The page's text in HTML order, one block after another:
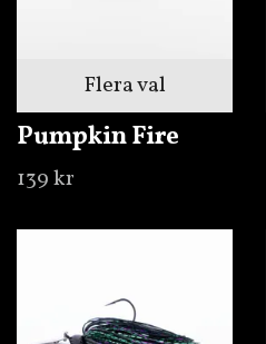
Flera val
Pumpkin Fire
139 kr